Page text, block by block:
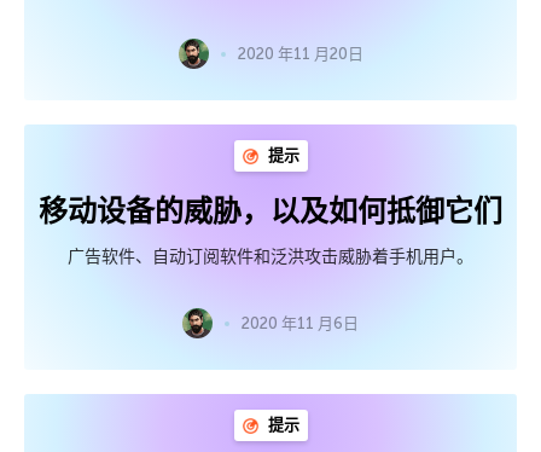
2020 年11 月20日
提示
移动设备的威胁，以及如何抵御它们
广告软件、自动订阅软件和泛洪攻击威胁着手机用户。
2020 年11 月6日
提示